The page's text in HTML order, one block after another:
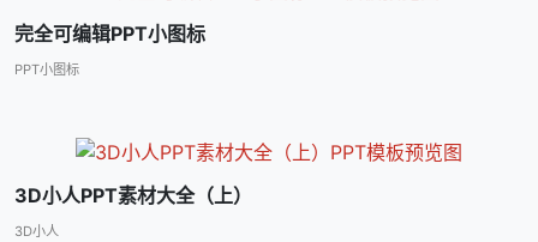
完全可编辑PPT小图标
PPT小图标
3D小人PPT素材大全（上）
3D小人